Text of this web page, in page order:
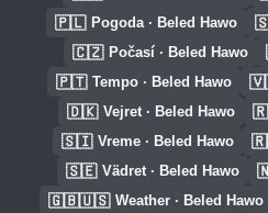
🇵🇱 Pogoda · Beled Hawo
🇨🇿 Počasí · Beled Hawo
🇵🇹 Tempo · Beled Hawo
🇩🇰 Vejret · Beled Hawo
🇸🇮 Vreme · Beled Hawo
🇸🇪 Vädret · Beled Hawo
🇬🇧🇺🇸 Weather · Beled Hawo